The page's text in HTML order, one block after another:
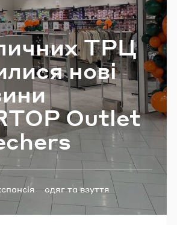
ТРЦ
нові
Outlet
одяг та взуття
Забули пароль?
УВІЙТИ